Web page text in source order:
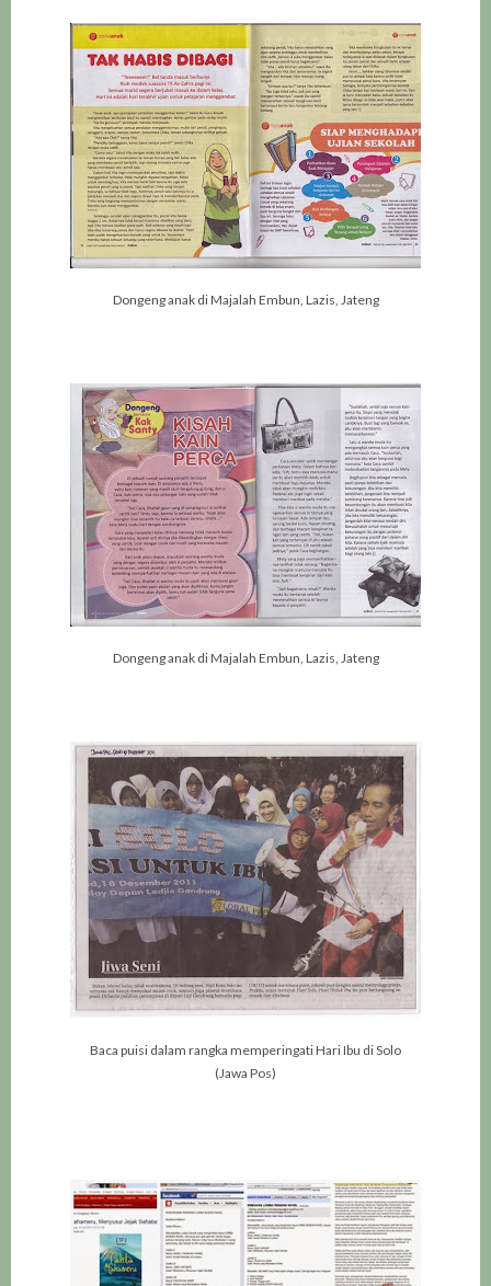
Dongeng anak di Majalah Embun, Lazis, Jateng
Dongeng anak di Majalah Embun, Lazis, Jateng
Baca puisi dalam rangka memperingati Hari Ibu di Solo
(Jawa Pos)